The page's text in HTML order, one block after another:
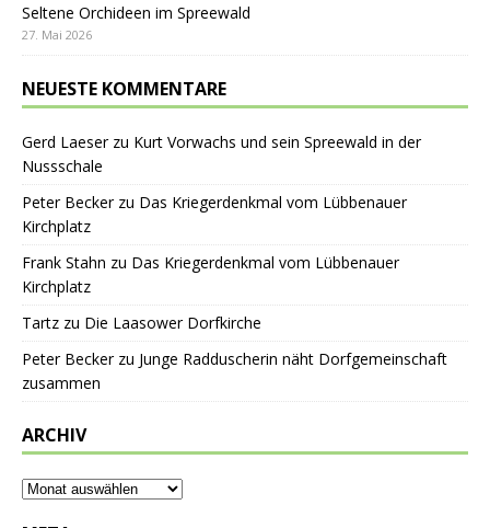
Seltene Orchideen im Spreewald
27. Mai 2026
NEUESTE KOMMENTARE
Gerd Laeserzu Kurt Vorwachs und sein Spreewald in der
Nussschale
Peter Beckerzu Das Kriegerdenkmal vom Lübbenauer
Kirchplatz
Frank Stahn zu Das Kriegerdenkmal vom Lübbenauer
Kirchplatz
Tartz zu Die Laasower Dorfkirche
Peter Beckerzu Junge Radduscherin näht Dorfgemeinschaft
zusammen
ARCHIV